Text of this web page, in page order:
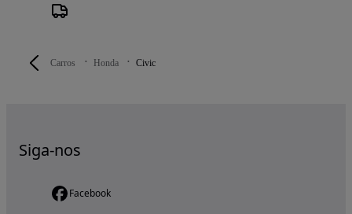
Carros Honda Civic
Siga-nos
Facebook